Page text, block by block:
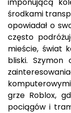
imponującą
środkami
opowiadał o
często
mieście, świat
bliski. Szymon
grze Roblox,
pociągów i